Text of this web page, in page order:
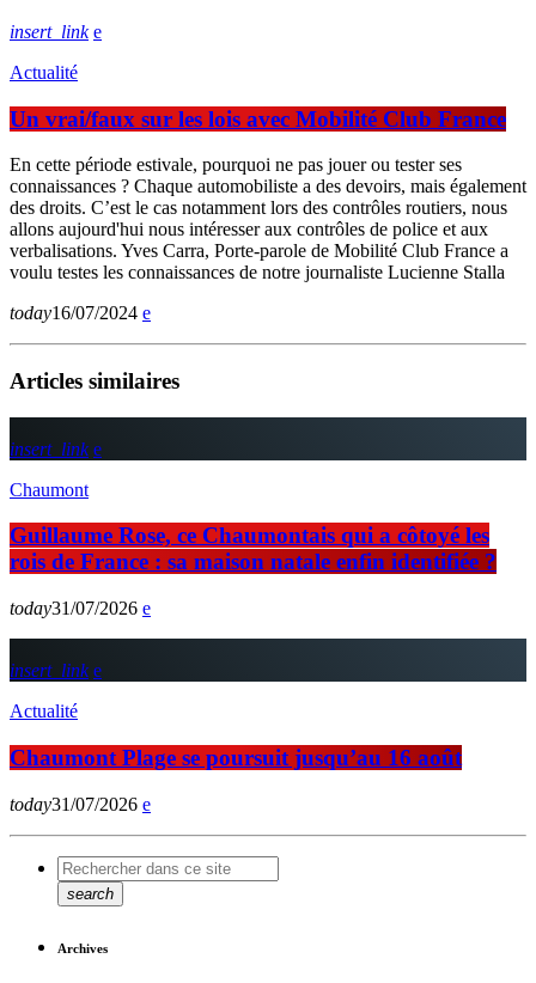
insert_link
Actualité
Un vrai/faux sur les lois avec Mobilité Club France
En cette période estivale, pourquoi ne pas jouer ou tester ses
connaissances ? Chaque automobiliste a des devoirs, mais également
des droits. C’est le cas notamment lors des contrôles routiers, nous
allons aujourd'hui nous intéresser aux contrôles de police et aux
verbalisations. Yves Carra, Porte-parole de Mobilité Club France a
voulu testes les connaissances de notre journaliste Lucienne Stalla
today16/07/2024
Articles similaires
insert_link
Chaumont
Guillaume Rose, ce Chaumontais qui a côtoyé les
rois de France : sa maison natale enfin identifiée ?
today31/07/2026
insert_link
Actualité
Chaumont Plage se poursuit jusqu’au 16 août
today31/07/2026
search
Archives